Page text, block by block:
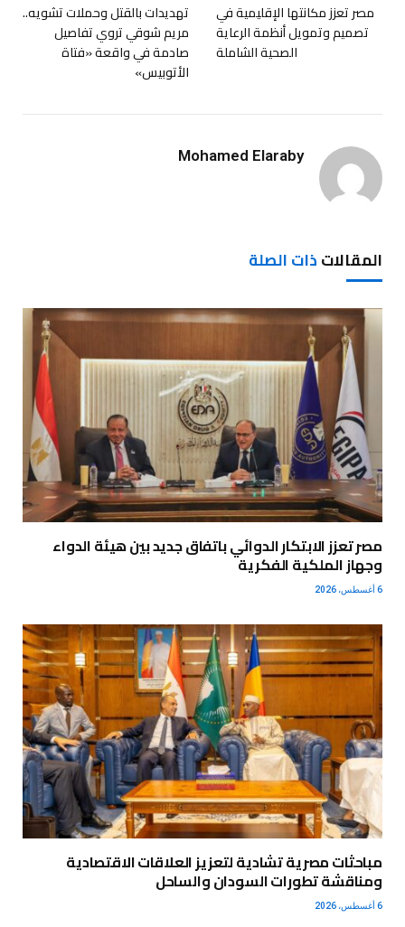
مصر تعزز مكانتها الإقليمية في
تصميم وتمويل أنظمة الرعاية
الصحية الشاملة
تهديدات بالقتل وحملات تشويه..
مريم شوقي تروي تفاصيل
صادمة في واقعة «فتاة
الأتوبيس»
Mohamed Elaraby
المقالاتذات الصلة
مصر تعزز الابتكار الدوائي باتفاق جديد بين هيئة الدواء
وجهاز الملكية الفكرية
6 أغسطس، 2026
مباحثات مصرية تشادية لتعزيز العلاقات الاقتصادية
ومناقشة تطورات السودان والساحل
6 أغسطس، 2026